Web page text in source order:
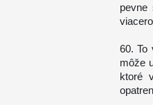
pevne
60. To
môže
ktoré